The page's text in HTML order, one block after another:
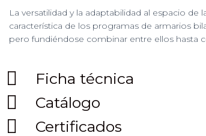
La versatilidad y la adaptabilidad al espacio de
característica de los programas de armarios
pero fundiéndose combinar entre ellos hasta
Ficha técnica
Catálogo
Certificados